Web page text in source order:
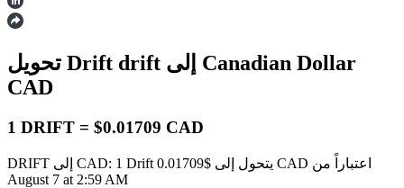
العقود الآجلة USDT
تحويل Drift drift
إلى Canadian Dollar
CAD
1 DRIFT = $0.01709 CAD
DRIFT إلى CAD: 1 Drift يتحول إلى $0.01709 CAD اعتباراً من
August 7 at 2:59 AM